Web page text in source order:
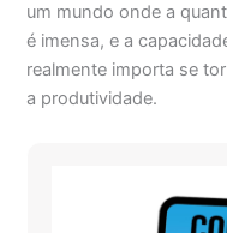
um mundo onde a
é imensa, e a
realmente importa se
a produtividade.